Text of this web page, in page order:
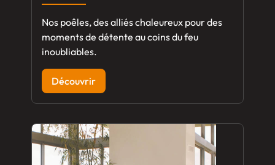
Nos poêles, des alliés chaleureux pour des
moments de détente au coins du feu
inoubliables.
Découvrir